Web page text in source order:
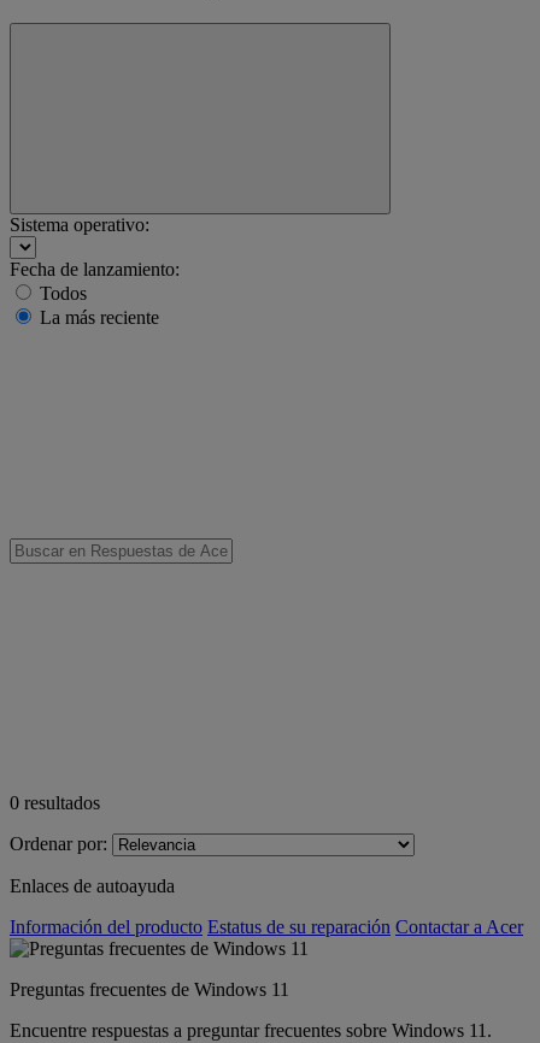
Sistema operativo:
Fecha de lanzamiento:
Todos
La más reciente
0 resultados
Ordenar por:
Enlaces de autoayuda
Información del producto Estatus de su reparación Contactar a Acer
Preguntas frecuentes de Windows 11
Encuentre respuestas a preguntar frecuentes sobre Windows 11.